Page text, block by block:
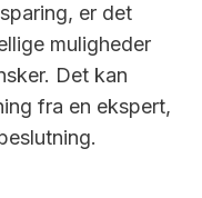
er det
muligheder
Det kan
fra en ekspert,